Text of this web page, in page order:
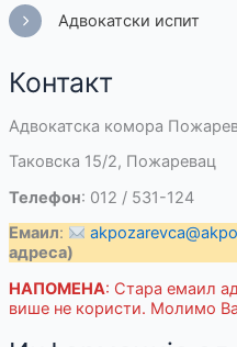
Адвокатски испит
Контакт
Адвокатска комора
Таковска 15/2, Пожаревац
Телефон: 012 / 531-124
Емаил:
адреса)
НАПОМЕНА: Стара емаил
више не користи. Молимо